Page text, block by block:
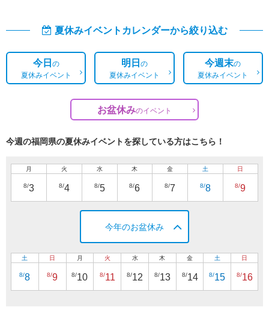
夏休みイベントカレンダーから絞り込む
今日の
夏休みイベント
明日の
夏休みイベント
今週末の
夏休みイベント
お盆休みのイベント
今週の福岡県の夏休みイベントを探している方はこちら！
月
8/3
火
8/4
水
8/5
木
8/6
金
8/7
土
8/8
日
8/9
今年のお盆休み
土
8/8
日
8/9
月
8/10
火
8/11
水
8/12
木
8/13
金
8/14
土
8/15
日
8/16